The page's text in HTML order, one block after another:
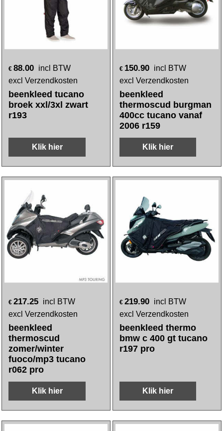
€ 88.00 incl BTW
excl Verzendkosten
beenkleed tucano
broek xxl/3xl zwart
r193
Klik hier
€ 150.90 incl BTW
excl Verzendkosten
beenkleed
thermoscud burgman
400cc tucano vanaf
2006 r159
Klik hier
€ 217.25 incl BTW
excl Verzendkosten
beenkleed
thermoscud
zomer/winter
fuoco/mp3 tucano
r062 pro
Klik hier
€ 219.90 incl BTW
excl Verzendkosten
beenkleed thermo
bmw c 400 gt tucano
r197 pro
Klik hier